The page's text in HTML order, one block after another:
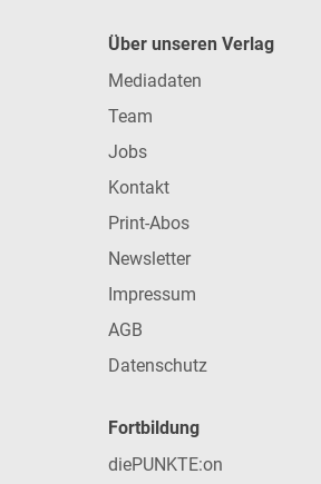
Über unseren Verlag
Mediadaten
Team
Jobs
Kontakt
Print-Abos
Newsletter
Impressum
AGB
Datenschutz
Fortbildung
diePUNKTE:on